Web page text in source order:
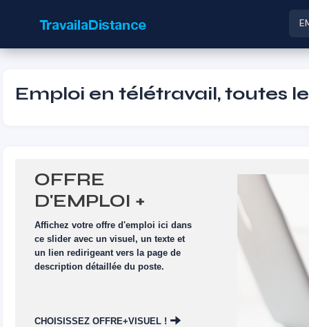
Emploi en télétravail, toutes
OFFRE
D'EMPLOI +
VISUEL
Affichez votre offre d'emploi ici dans
ce slider avec un visuel, un texte et
un lien redirigeant vers la page de
description détaillée du poste.
CHOISISSEZ OFFRE+VISUEL !